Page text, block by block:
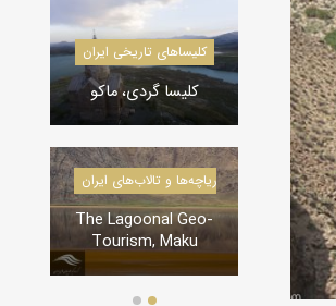
کلیسا‌های تاریخی ایران
کلیسا گردی، ماکو
درياچه‌‌ها و تالاب‌های ایران
The Lagoonal Geo-
Tourism, Maku
زین
ایران